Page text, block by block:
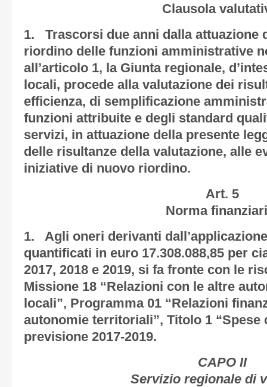
Clausola
1. Trascorsi due anni dalla attuazione
riordino delle funzioni amministrative
all’articolo 1, la Giunta regionale,
locali, procede alla valutazione dei
efficienza, di semplificazione
funzioni attribuite e degli standard
servizi, in attuazione della presente
delle risultanze della valutazione, alle
iniziative di nuovo riordino.
Art. 5
Norma
1. Agli oneri derivanti
quantificati in euro 17.308.088,85 per
2017, 2018 e 2019, si fa fronte con le
Missione 18 “Relazioni con le altre
locali”, Programma 01 “Relazioni
autonomie territoriali”, Titolo 1
previsione 2017-2019.
CAPO II
Servizio regionale di